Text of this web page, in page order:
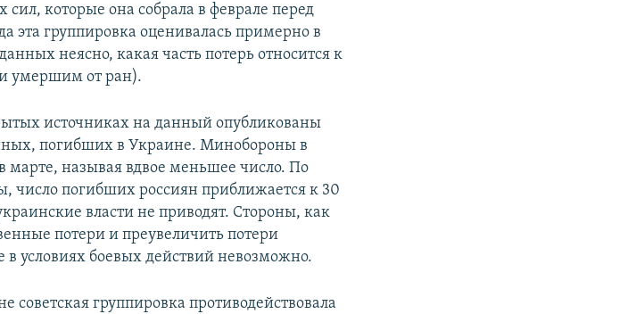
которые она собрала в феврале перед
эта группировка оценивалась примерно в
неясно, какая часть потерь относится к
умершим от ран).
источниках на данный опубликованы
погибших в Украине. Минобороны в
марте, называя вдвое меньшее число. По
число погибших россиян приближается к 30
власти не приводят. Стороны, как
потери и преувеличить потери
условиях боевых действий невозможно.
группировка противодействовала